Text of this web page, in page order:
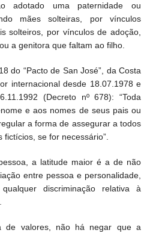
adotado uma paternidade ou
mães solteiras, por vínculos
solteiros, por vínculos de adoção,
a genitora que faltam ao filho.
do “Pacto de San José”, da Costa
internacional desde 18.07.1978 e
(Decreto nº 678): “Toda
e aos nomes de seus pais ou
a forma de assegurar a todos
se for necessário”.
a latitude maior é a de não
entre pessoa e personalidade,
discriminação relativa à
de valores, não há negar que a